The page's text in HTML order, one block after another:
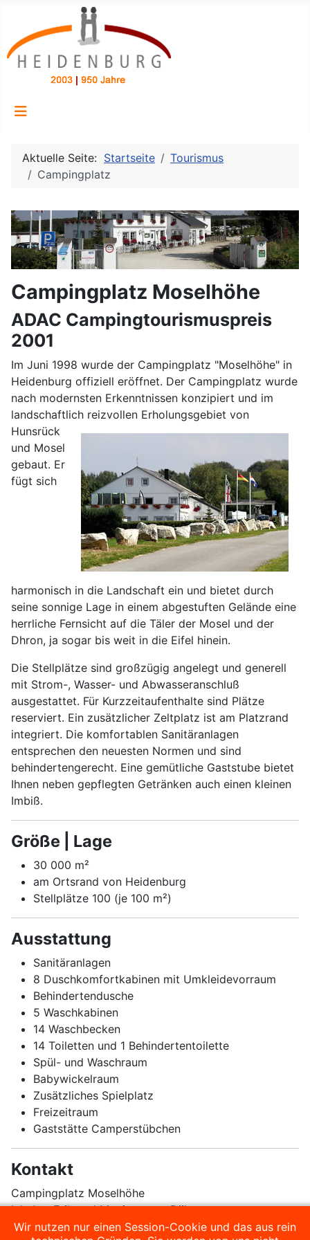
Aktuelle Seite: Startseite
Tourismus
Campingplatz
Campingplatz Moselhöhe
ADAC Campingtourismuspreis
2001
Im Juni 1998 wurde der Campingplatz "Moselhöhe" in
Heidenburg offiziell eröffnet. Der Campingplatz wurde
nach modernsten Erkenntnissen konzipiert und im
landschaftlich reizvollen Erholungsgebiet von
Hunsrück
und Mosel
gebaut. Er
fügt sich
harmonisch in die Landschaft ein und bietet durch
seine sonnige Lage in einem abgestuften Gelände eine
herrliche Fernsicht auf die Täler der Mosel und der
Dhron, ja sogar bis weit in die Eifel hinein.
Die Stellplätze sind großzügig angelegt und generell
mit Strom-, Wasser- und Abwasseranschluß
ausgestattet. Für Kurzzeitaufenthalte sind Plätze
reserviert. Ein zusätzlicher Zeltplatz ist am Platzrand
integriert. Die komfortablen Sanitäranlagen
entsprechen den neuesten Normen und sind
behindertengerecht. Eine gemütliche Gaststube bietet
Ihnen neben gepflegten Getränken auch einen kleinen
Imbiß.
Größe | Lage
30 000 m²
am Ortsrand von Heidenburg
Stellplätze 100 (je 100 m²)
Ausstattung
Sanitäranlagen
8 Duschkomfortkabinen mit Umkleidevorraum
Behindertendusche
5 Waschkabinen
14 Waschbecken
14 Toiletten und 1 Behindertentoilette
Spül- und Waschraum
Babywickelraum
Zusätzliches Spielplatz
Freizeitraum
Gaststätte Camperstübchen
Kontakt
Campingplatz Moselhöhe
Inhaber Erik und Monique van Dijk
Bucherweg
Wir nutzen nur einen Session-Cookie und das aus rein